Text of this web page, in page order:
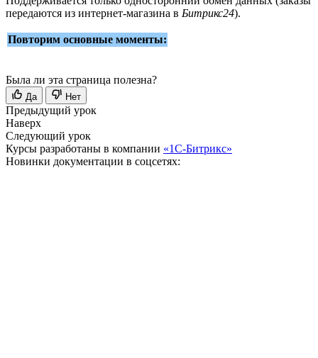
передаются из интернет-магазина в Битрикс24).
Повторим основные моменты:
Была ли эта страница полезна?
Да Нет
Предыдущий урок
Наверх
Следующий урок
Курсы разработаны в компании «1С-Битрикс»
Новинки документации в соцсетях: